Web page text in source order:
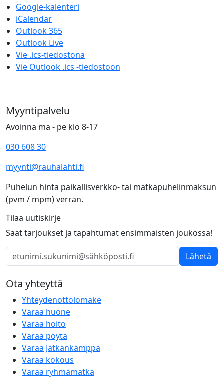
Google-kalenteri
iCalendar
Outlook 365
Outlook Live
Vie .ics-tiedostona
Vie Outlook .ics -tiedostoon
Myyntipalvelu
Avoinna ma - pe klo 8-17
030 608 30
myynti@rauhalahti.fi
Puhelun hinta paikallisverkko- tai matkapuhelinmaksun
(pvm / mpm) verran.
Tilaa uutiskirje
Saat tarjoukset ja tapahtumat ensimmäisten joukossa!
Lähetä
Ota yhteyttä
Yhteydenottolomake
Varaa huone
Varaa hoito
Varaa pöytä
Varaa Jätkänkämppä
Varaa kokous
Varaa ryhmämatka